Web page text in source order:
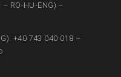
RO-HU-ENG) –
+40 743 040 018 –